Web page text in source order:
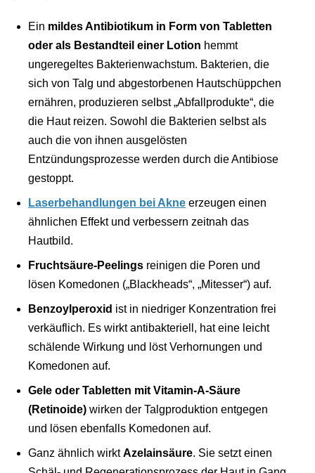
Ein mildes Antibiotikum in Form von Tabletten
oder als Bestandteil einer Lotion hemmt
ungeregeltes Bakterienwachstum. Bakterien, die
sich von Talg und abgestorbenen Hautschüppchen
ernähren, produzieren selbst „Abfallprodukte“, die
die Haut reizen. Sowohl die Bakterien selbst als
auch die von ihnen ausgelösten
Entzündungsprozesse werden durch die Antibiose
gestoppt.
Laserbehandlungen bei Akne erzeugen einen
ähnlichen Effekt und verbessern zeitnah das
Hautbild.
Fruchtsäure-Peelings reinigen die Poren und
lösen Komedonen („Blackheads“, „Mitesser“) auf.
Benzoylperoxid ist in niedriger Konzentration frei
verkäuflich. Es wirkt antibakteriell, hat eine leicht
schälende Wirkung und löst Verhornungen und
Komedonen auf.
Gele oder Tabletten mit Vitamin-A-Säure
(Retinoide) wirken der Talgproduktion entgegen
und lösen ebenfalls Komedonen auf.
Ganz ähnlich wirktAzelainsäure. Sie setzt einen